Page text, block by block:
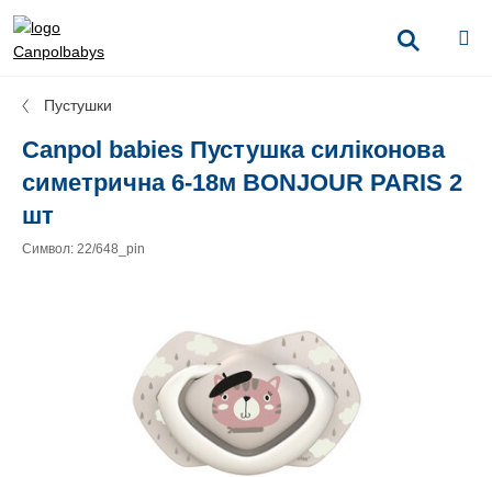
Пустушки
Canpol babies Пустушка силіконова
симетрична 6-18м BONJOUR PARIS 2
шт
Символ: 22/648_pin